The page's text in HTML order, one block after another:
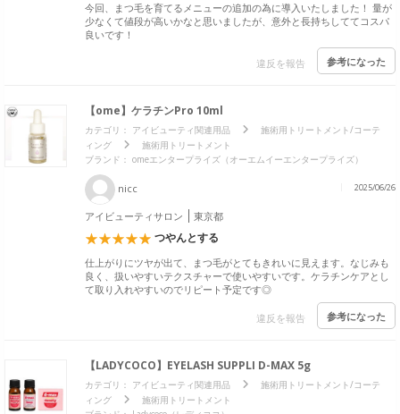
今回、まつ毛を育てるメニューの追加の為に導入いたしました！ 量が
少なくて値段が高いかなと思いましたが、意外と長持ちしててコスパ
良いです！
違反を報告 参考になった
【ome】ケラチンPro 10ml
カテゴリ： アイビューティ関連用品
施術用トリートメント/コーテ
ィング
施術用トリートメント
ブランド： omeエンタープライズ（オーエムイーエンタープライズ）
nicc 2025/06/26
アイビューティサロン 東京都
つやんとする
仕上がりにツヤが出て、まつ毛がとてもきれいに見えます。なじみも
良く、扱いやすいテクスチャーで使いやすいです。ケラチンケアとし
て取り入れやすいのでリピート予定です◎
違反を報告 参考になった
【LADYCOCO】EYELASH SUPPLI D-MAX 5g
カテゴリ： アイビューティ関連用品
施術用トリートメント/コーテ
ィング
施術用トリートメント